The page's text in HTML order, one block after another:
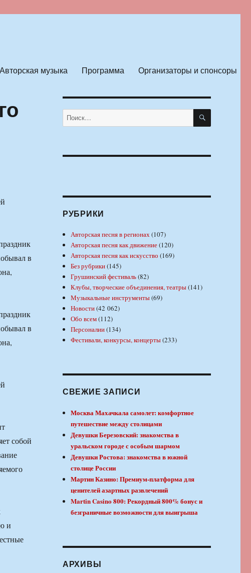
Авторская музыка Программа Организаторы и спонсоры
в
в
собой
и
Искать: ПОИСК
РУБРИКИ
Авторская песня в регионах(107)
Авторская песня как движение(120)
Авторская песня как искусство (169)
Без рубрики(145)
Грушинский фестиваль(82)
Клубы, творческие объединения, театры(141)
Музыкальные инструменты(69)
Новости(42 062)
Обо всем(112)
Персоналии(134)
Фестивали, конкурсы, концерты(233)
СВЕЖИЕ ЗАПИСИ
Москва Махачкала самолет: комфортное
путешествие между столицами
Девушки Березовский: знакомства в
уральском городе с особым шармом
Девушки Ростова: знакомства в южной
столице России
Мартин Казино: Премиум-платформа для
ценителей азартных развлечений
Martin Casino 800: Рекордный 800% бонус и
безграничные возможности для выигрыша
АРХИВЫ